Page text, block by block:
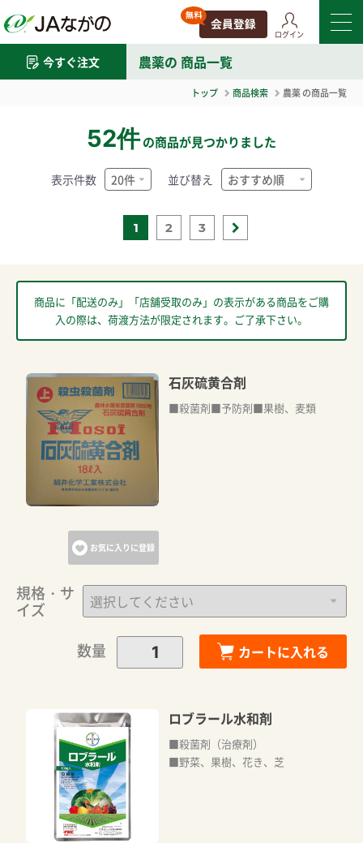
ログイン
今すぐ注文 農薬の 商品一覧
トップ 商品検索 農薬の商品一覧
52件の商品が見つかりました
1 2 3
表示件数 並び替え
商品に「配送のみ」「店舗受取のみ」の表示がある商品をご購
入の際は、荷渡方法が限定されます。ご了承下さい。
お気に入りに登録
石灰硫黄合剤
■殺菌剤■予防剤■果樹、麦類
規格・サ
イズ
数量
カートに入れる
ロブラール水和剤
■殺菌剤（治療剤）
■野菜、果樹、花き、芝